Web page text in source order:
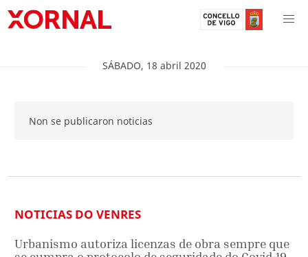
SÁBADO, 18 abril 2020
Non se publicaron noticias
NOTICIAS DO VENRES
Urbanismo autoriza licenzas de obra sempre que